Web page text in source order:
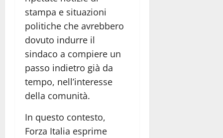
stampa e situazioni
politiche che avrebbero
dovuto indurre il
sindaco a compiere un
passo indietro già da
tempo, nell’interesse
della comunità.
In questo contesto,
Forza Italia esprime